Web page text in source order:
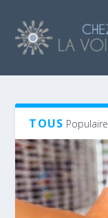
TOUS Populaire